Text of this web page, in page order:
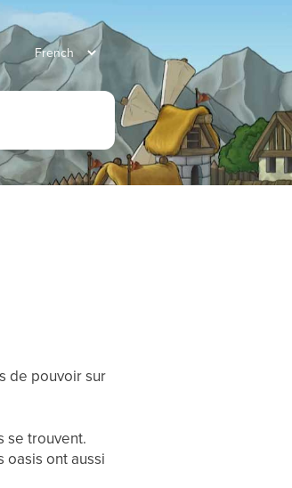
de pouvoir sur
se trouvent.
ont aussi